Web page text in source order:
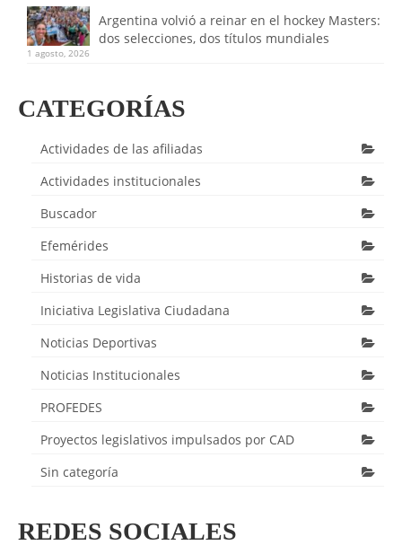
Argentina volvió a reinar en el hockey Masters:
dos selecciones, dos títulos mundiales
1 agosto, 2026
CATEGORÍAS
Actividades de las afiliadas
Actividades institucionales
Buscador
Efemérides
Historias de vida
Iniciativa Legislativa Ciudadana
Noticias Deportivas
Noticias Institucionales
PROFEDES
Proyectos legislativos impulsados por CAD
Sin categoría
REDES SOCIALES